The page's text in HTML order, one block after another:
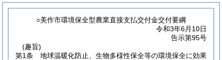
○美作市環境保全型農業直接支払交付金交付要綱
令和3年6月10日
告示第95号
(趣旨)
第1条
地球温暖化防止、生物多様性保全等の環境保全に効果